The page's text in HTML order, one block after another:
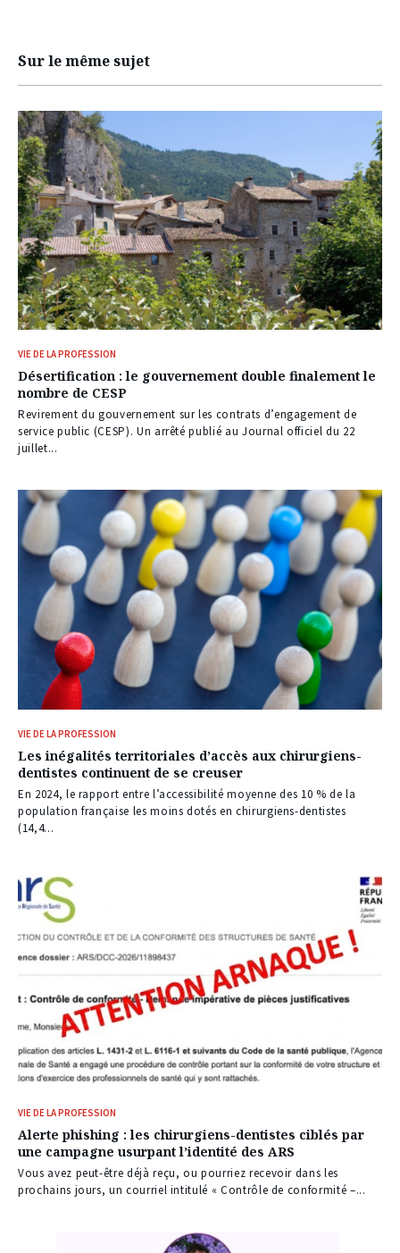
Sur le même sujet
VIE DE LA PROFESSION
Désertification : le gouvernement double finalement le
nombre de CESP
Revirement du gouvernement sur les contrats d’engagement de
service public (CESP). Un arrêté publié au Journal officiel du 22
juillet...
VIE DE LA PROFESSION
Les inégalités territoriales d’accès aux chirurgiens-
dentistes continuent de se creuser
En 2024, le rapport entre l’accessibilité moyenne des 10 % de la
population française les moins dotés en chirurgiens-dentistes
(14,4...
VIE DE LA PROFESSION
Alerte phishing : les chirurgiens-dentistes ciblés par
une campagne usurpant l’identité des ARS
Vous avez peut-être déjà reçu, ou pourriez recevoir dans les
prochains jours, un courriel intitulé « Contrôle de conformité –...